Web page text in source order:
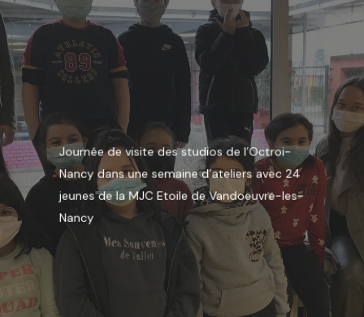
Journée de visite des studios de l’Octroi-
Nancy dans une semaine d’ateliers avec 24
jeunes de la MJC Etoile de Vandoeuvre-les-
Nancy